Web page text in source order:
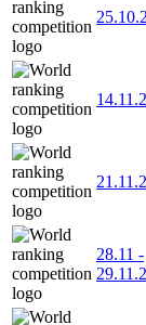
28.11 -